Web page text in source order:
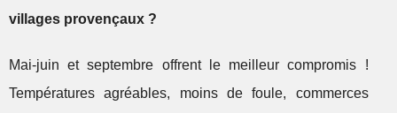
villages provençaux ?
Mai-juin et septembre offrent le meilleur compromis !
Températures agréables, moins de foule, commerces